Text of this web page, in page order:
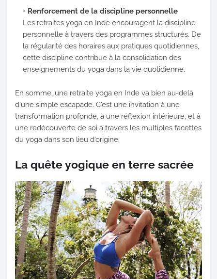
Renforcement de la discipline personnelle
Les retraites yoga en Inde encouragent la discipline
personnelle à travers des programmes structurés. De
la régularité des horaires aux pratiques quotidiennes,
cette discipline contribue à la consolidation des
enseignements du yoga dans la vie quotidienne.
En somme, une retraite yoga en Inde va bien au-delà
d'une simple escapade. C'est une invitation à une
transformation profonde, à une réflexion intérieure, et à
une redécouverte de soi à travers les multiples facettes
du yoga dans son lieu d'origine.
La quête yogique en terre sacrée